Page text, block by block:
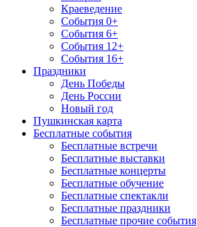
Краеведение
События 0+
События 6+
События 12+
События 16+
Праздники
День Победы
День России
Новый год
Пушкинская карта
Бесплатные события
Бесплатные встречи
Бесплатные выставки
Бесплатные концерты
Бесплатные обучение
Бесплатные спектакли
Бесплатные праздники
Бесплатные прочие события